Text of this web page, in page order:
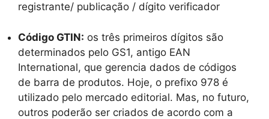
registrante/ publicação / dígito verificador
Código GTIN: os três primeiros dígitos são
determinados pelo GS1, antigo EAN
International, que gerencia dados de códigos
de barra de produtos. Hoje, o prefixo 978 é
utilizado pelo mercado editorial. Mas, no futuro,
outros poderão ser criados de acordo com a